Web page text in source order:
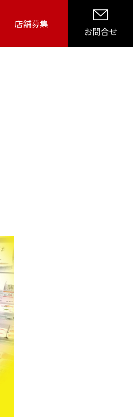
店舗募集
お問合せ